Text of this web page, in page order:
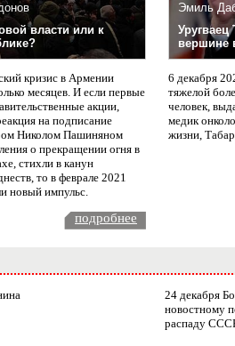
власти или к
кризис в Армении
месяцев. И если первые
акции,
на подписание
Николом Пашиняном
о прекращении огня в
стихли в канун
то в феврале 2021
новый импульс.
Эмиль
Уругваец
вершине
6 декабря
тяжелой
человек,
медик
жизни,
подробнее
24 декабря
новостному
распаду